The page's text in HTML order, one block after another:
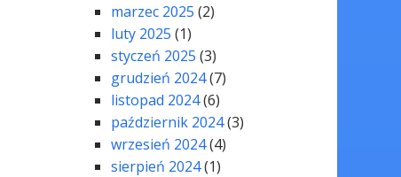
marzec 2025 (2)
luty 2025 (1)
styczeń 2025 (3)
grudzień 2024(7)
listopad 2024(6)
październik 2024(3)
wrzesień 2024(4)
sierpień 2024(1)